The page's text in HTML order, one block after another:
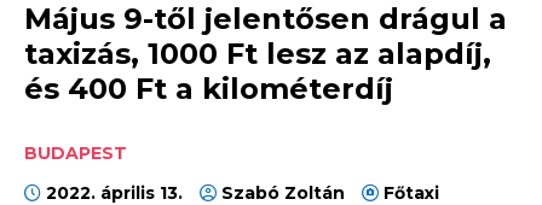
Május 9-től jelentősen drágul a
taxizás, 1000 Ft lesz az alapdíj,
és 400 Ft a kilométerdíj
BUDAPEST
2022. április 13.
Szabó Zoltán Főtaxi